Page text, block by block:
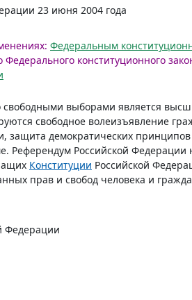
23 июня 2004 года
Федеральным
Федерального конституционного
свободными выборами является
свободное волеизъявление
защита демократических
Референдум Российской
Конституции Российской
прав и свобод человека и
Федерации